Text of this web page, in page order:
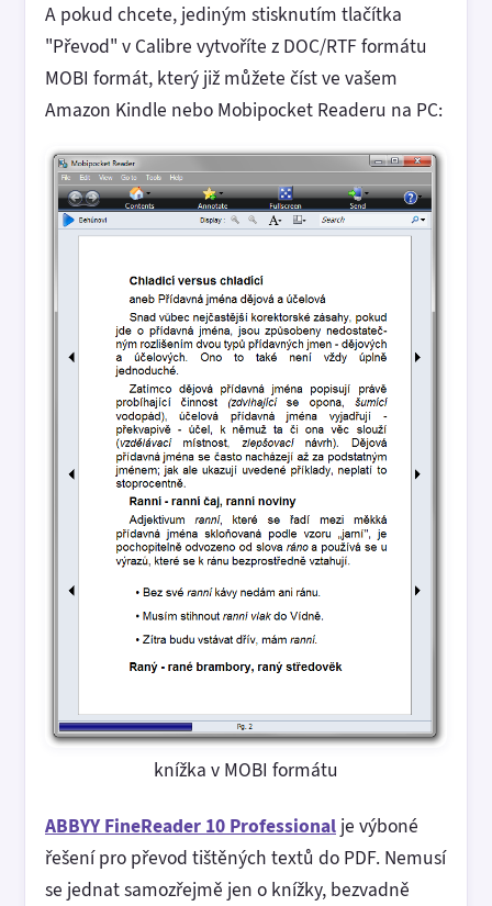
A pokud chcete, jediným stisknutím tlačítka
"Převod" v Calibre vytvoříte z DOC/RTF formátu
MOBI formát, který již můžete číst ve vašem
Amazon Kindle nebo Mobipocket Readeru na PC:
knížka v MOBI formátu
ABBYY FineReader 10 Professional je výboné
řešení pro převod tištěných textů do PDF. Nemusí
se jednat samozřejmě jen o knížky, bezvadně